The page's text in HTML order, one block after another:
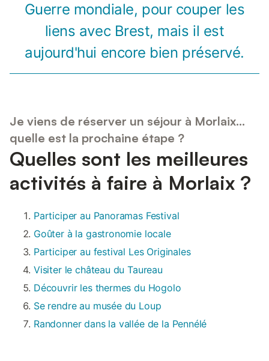
Guerre mondiale, pour couper les
liens avec Brest, mais il est
aujourd'hui encore bien préservé.
Je viens de réserver un séjour à Morlaix...
quelle est la prochaine étape ?
Quelles sont les meilleures
activités à faire à Morlaix ?
Participer au Panoramas Festival
Goûter à la gastronomie locale
Participer au festival Les Originales
Visiter le château du Taureau
Découvrir les thermes du Hogolo
Se rendre au musée du Loup
Randonner dans la vallée de la Pennélé